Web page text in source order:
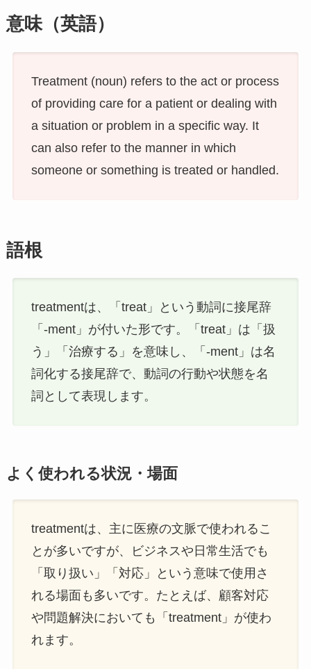
意味（英語）
Treatment (noun) refers to the act or process
of providing care for a patient or dealing with
a situation or problem in a specific way. It
can also refer to the manner in which
someone or something is treated or handled.
語根
treatmentは、「treat」という動詞に接尾辞
「-ment」が付いた形です。「treat」は「扱
う」「治療する」を意味し、「-ment」は名
詞化する接尾辞で、動詞の行動や状態を名
詞として表現します。
よく使われる状況・場面
treatmentは、主に医療の文脈で使われるこ
とが多いですが、ビジネスや日常生活でも
「取り扱い」「対応」という意味で使用さ
れる場面も多いです。たとえば、顧客対応
や問題解決においても「treatment」が使わ
れます。